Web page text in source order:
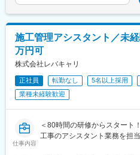
阪府)、南方駅(大阪府)、上小
駅(愛知県)、金山駅(愛知県)、
たかの森駅、藤沢駅、大阪駅
阪駅、新今宮駅、本町駅、大
駅、弁天町駅、西九条駅、千
地駅、名鉄名古屋駅、近鉄名
知県)、星ケ丘駅(愛知県)、高
岡県)、福岡空港駅(鉄道)、姪
岡県)、中洲川端駅、千早駅、
暮里駅(舎人ライナー)、祐天寺
駅、上前津駅、東別院駅、新
駅、千里中央駅(大阪モノレー
西早稲田駅、宝町駅(東京都)、
駅、蓮沼駅、国立競技場駅、
駅、越中島駅、伊勢佐木長者
近鉄名古屋駅、東淀川駅、祇
駅、六本木一丁目駅、東京駅
駅、高輪ゲートウェイ駅、星
坂見附駅、学習院下駅、京橋
施工管理アシスタント／未
万円可
株式会社レバキャリ
正社員 転勤なし 5名以上採用
業種未経験歓迎
仕事内容
＜80時間の研修からスタート
工事のアシスタント業務を担